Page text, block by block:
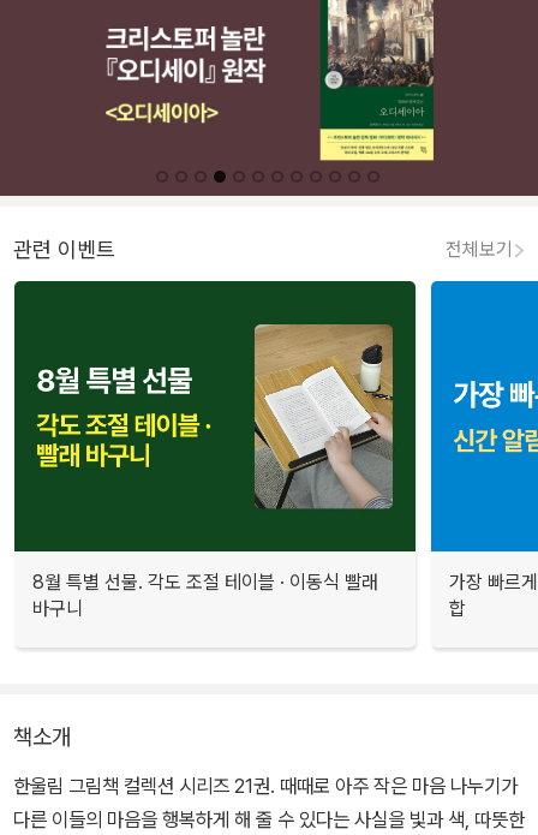
관련 이벤트 전체보기
8월 특별 선물. 각도 조절 테이블 · 이동식 빨래
바구니
가장 빠르
합
책소개
한울림 그림책 컬렉션 시리즈 21권. 때때로 아주 작은 마음 나누기가
다른 이들의 마음을 행복하게 해 줄 수 있다는 사실을 빛과 색, 따뜻한